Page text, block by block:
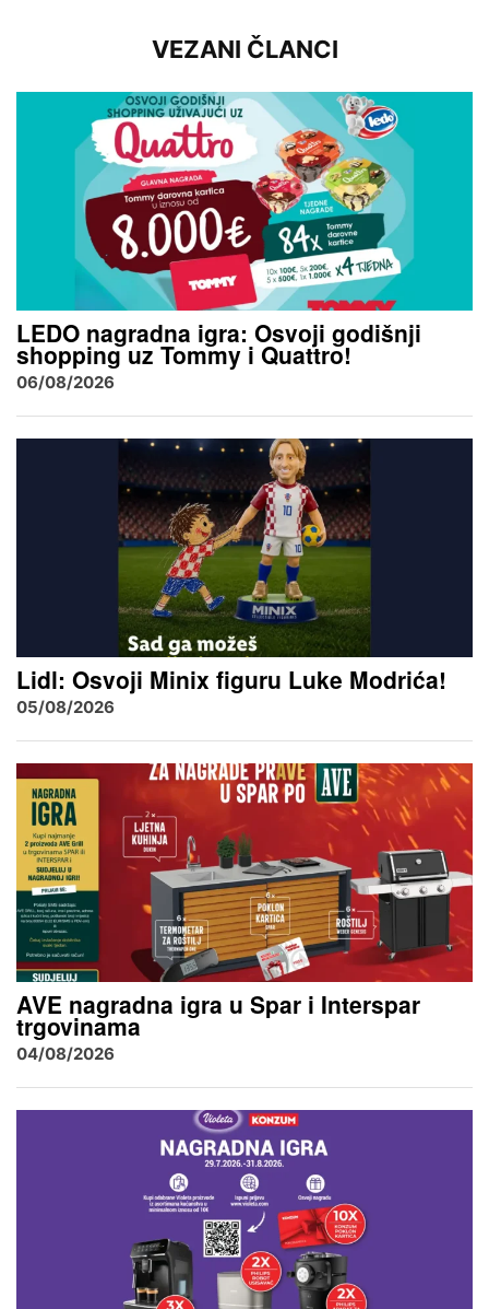
VEZANI ČLANCI
LEDO nagradna igra: Osvoji godišnji
shopping uz Tommy i Quattro!
06/08/2026
Lidl: Osvoji Minix figuru Luke Modrića!
05/08/2026
AVE nagradna igra u Spar i Interspar
trgovinama
04/08/2026